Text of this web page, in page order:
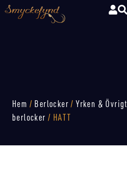
Hem / Berlocker /Yrken & Övrigt
berlocker / HATT